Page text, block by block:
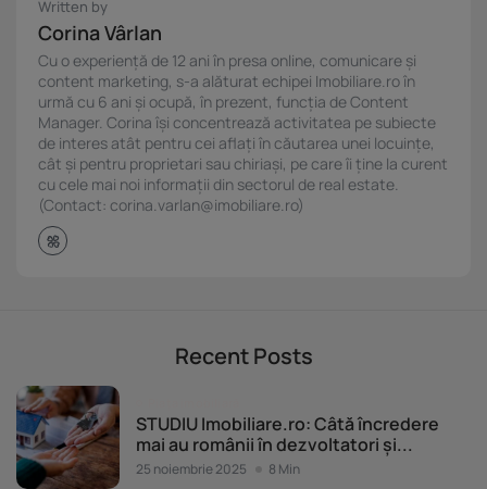
Written by
Corina Vârlan
Cu o experiență de 12 ani în presa online, comunicare și
content marketing, s-a alăturat echipei Imobiliare.ro în
urmă cu 6 ani și ocupă, în prezent, funcția de Content
Manager. Corina își concentrează activitatea pe subiecte
de interes atât pentru cei aflați în căutarea unei locuințe,
cât și pentru proprietari sau chiriași, pe care îi ține la curent
cu cele mai noi informații din sectorul de real estate.
(Contact: corina.varlan@imobiliare.ro)
Recent Posts
STUDIU Imobiliare.ro: Câtă încredere
mai au românii în dezvoltatori și...
25 noiembrie 2025 8 Min